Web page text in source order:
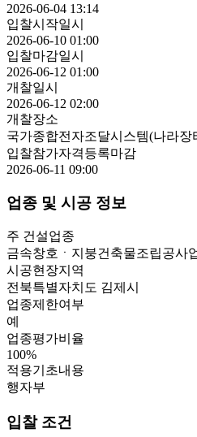
2026-06-04 13:14
입찰시작일시
2026-06-10 01:00
입찰마감일시
2026-06-12 01:00
개찰일시
2026-06-12 02:00
개찰장소
국가종합전자조달시스템(나라장
입찰참가자격등록마감
2026-06-11 09:00
업종 및 시공 정보
주 건설업종
금속창호ㆍ지붕건축물조립공사
시공현장지역
전북특별자치도 김제시
업종제한여부
예
업종평가비율
100%
적용기초내용
행자부
입찰 조건